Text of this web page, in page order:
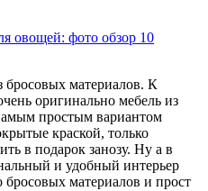
бросовых материалов. К
оригинально мебель из
простым вариантом
краской, только
в подарок занозу. Ну а в
и удобный интерьер
материалов и прост